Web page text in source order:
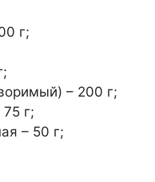
г;
– 200 г;
г;
– 50 г;